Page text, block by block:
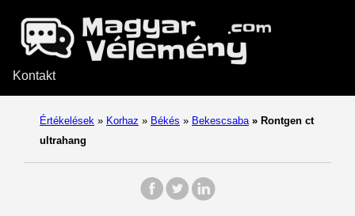
Kontakt
Értékelések » Korhaz » Békés » Bekescsaba » Rontgen ct
ultrahang